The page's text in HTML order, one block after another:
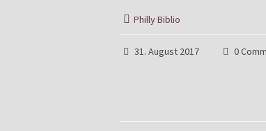
Philly Biblio
31. August 2017 0